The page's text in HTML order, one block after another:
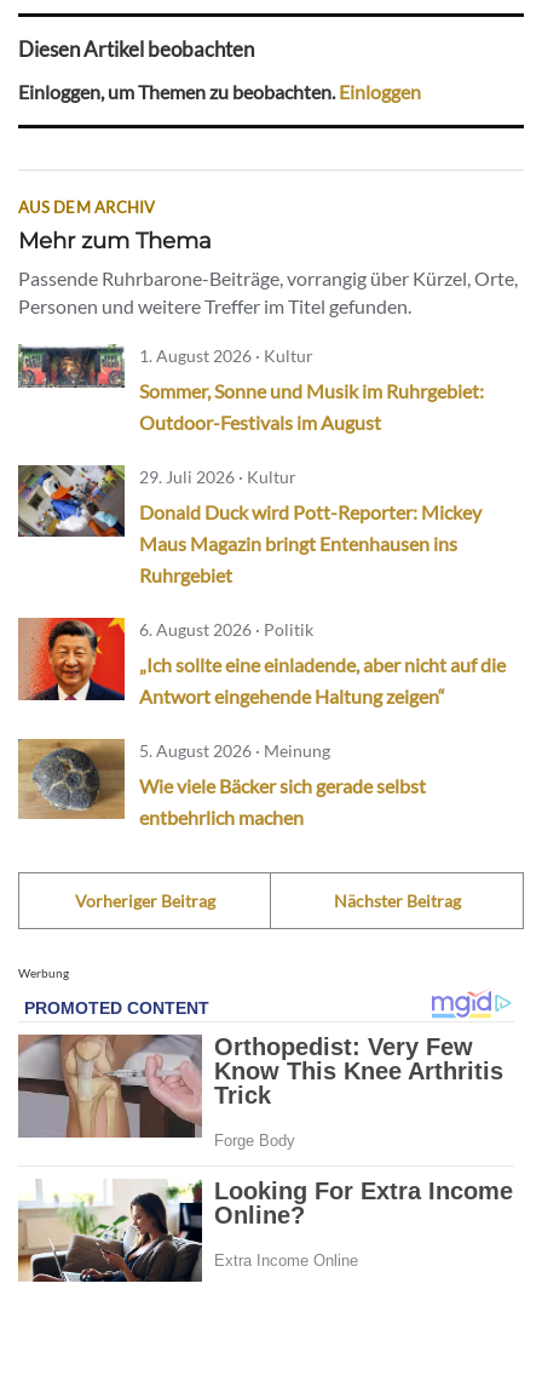
Diesen Artikel beobachten
Einloggen, um Themen zu beobachten.Einloggen
AUS DEM ARCHIV
Mehr zum Thema
Passende Ruhrbarone-Beiträge, vorrangig über Kürzel, Orte,
Personen und weitere Treffer im Titel gefunden.
1. August 2026 · Kultur
Sommer, Sonne und Musik im Ruhrgebiet:
Outdoor-Festivals im August
29. Juli 2026 · Kultur
Donald Duck wird Pott-Reporter: Mickey
Maus Magazin bringt Entenhausen ins
Ruhrgebiet
6. August 2026 · Politik
„Ich sollte eine einladende, aber nicht auf die
Antwort eingehende Haltung zeigen“
5. August 2026 · Meinung
Wie viele Bäcker sich gerade selbst
entbehrlich machen
Vorheriger Beitrag Nächster Beitrag
Werbung